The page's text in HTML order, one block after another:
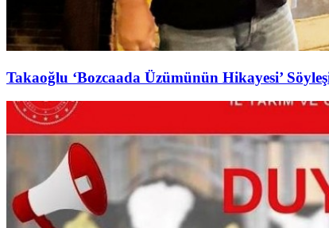
Takaoğlu ‘Bozcaada Üzümünün Hikayesi’